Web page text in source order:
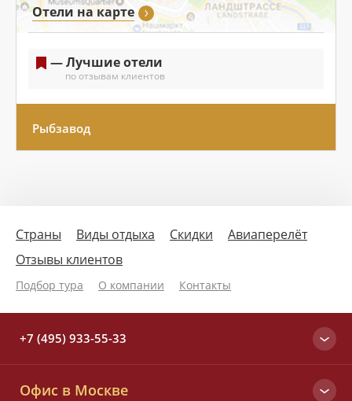
Отели на карте
— Лучшие отели
по отзывам клиентов
Рыбзавод
Страны Виды отдыха Скидки
Авиаперелёт
Отзывы клиентов
Подбор тура О компании Контакты
+7 (495) 933-55-33
+7 (495) 933-55-33
Офис в Москве